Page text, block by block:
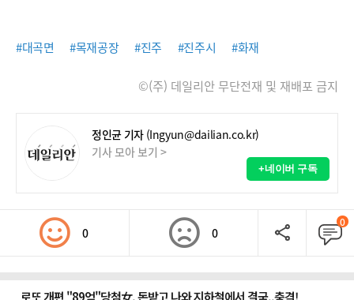
#대곡면 #목재공장 #진주 #진주시 #화재
©(주) 데일리안 무단전재 및 재배포 금지
정인균 기자 (Ingyun@dailian.co.kr)
기사 모아 보기 >
+네이버 구독
0 0
0